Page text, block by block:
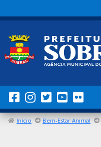
Início Bem-Estar Animal